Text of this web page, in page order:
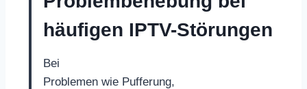
häufigen IPTV-Störungen
Bei
Problemen wie Pufferung,